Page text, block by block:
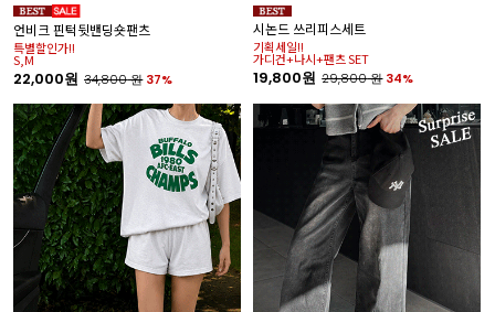
언비크 핀턱뒷밴딩숏팬츠
특별할인가!!
S,M
22,000원 34,800원 37%
시논드 쓰리피스세트
기획세일!!
가디건+나시+팬츠 SET
19,800원 29,800원 34%